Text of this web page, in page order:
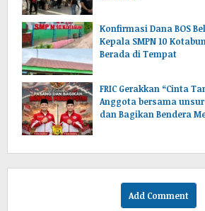
Konfirmasi Dana BOS
Kepala SMPN 10
Berada di Tempat
FRIC Gerakkan “Cinta
Anggota bersama
dan Bagikan Bendera
Add Comment